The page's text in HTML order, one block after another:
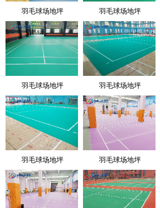
羽毛球场地坪 羽毛球场地坪
羽毛球场地坪 羽毛球场地坪
羽毛球场地坪 羽毛球场地坪